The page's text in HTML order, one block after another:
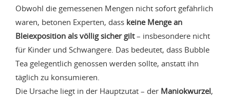
Obwohl die gemessenen Mengen nicht sofort gefährlich
waren, betonen Experten, dass keine Menge an
Bleiexposition als völlig sicher gilt– insbesondere nicht
für Kinder und Schwangere. Das bedeutet, dass Bubble
Tea gelegentlich genossen werden sollte, anstatt ihn
täglich zu konsumieren.
Die Ursache liegt in der Hauptzutat – der Maniokwurzel,